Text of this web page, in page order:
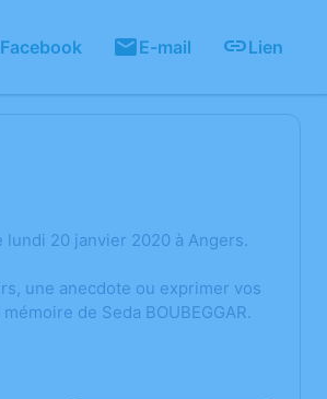
Facebook E-mail Lien
lundi 20 janvier 2020 à Angers.
une anecdote ou exprimer vos
de Seda BOUBEGGAR.